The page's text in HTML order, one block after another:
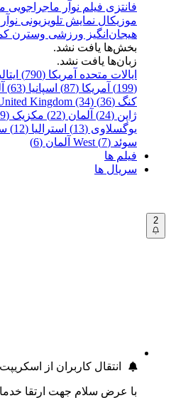
فانتزی فیلم نوآر ماجراجویی
موزیکال نمایش تلویزیونی نوآر
هیجان‌انگیز ورزشی وسترن
بخش‌ها یافت نشد.
زبان‌ها یافت نشد.
ایالات متحده آمریکا (790)
(199)
آمریکا (87) اسپانیا (63)
کنگ (36)
Kingdom (34)
ژاپن (24)
آلمان (22) مکزیک (19)
یوگسلاوی (13)
استرالیا (12)
سوئد (7)
West آلمان (6)
فیلم ها
سریال ها
2
انتقال کاربران از
با عرض سلام جهت ارتقا